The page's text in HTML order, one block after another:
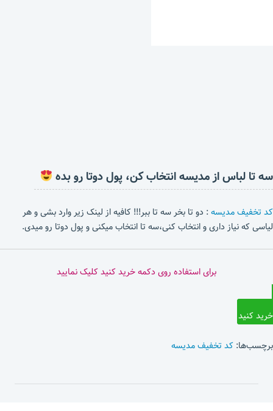
سه تا لباس از مدیسه انتخاب کن، پول دوتا رو بده
کد تخفیف مدیسه: دو تا بخر سه تا ببر!!! کافیه از لینک زیر وارد بشی و هر
لیاسی که نیاز داری و انتخاب کنی،سه تا انتخاب میکنی و پول دوتا رو میدی.
برای استفاده روی دکمه خرید کنید کلیک نمایید
خرید کنید
برچسب‌ها: کد تخفیف مدیسه